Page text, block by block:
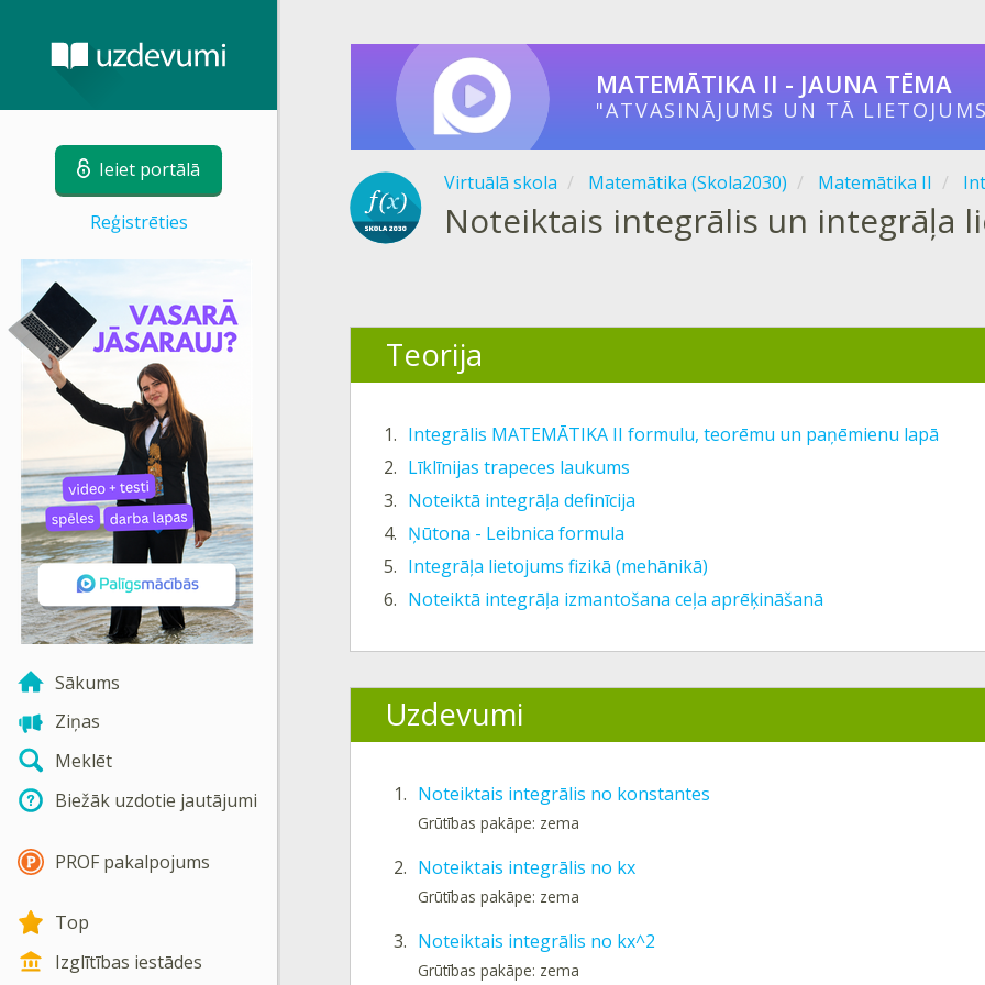
Ieiet portālā
Reģistrēties
Sākums
Ziņas
Meklēt
Biežāk uzdotie jautājumi
PROF pakalpojums
Top
Izglītības iestādes
MATEMĀTIKA II - JAUNA TĒMA
"ATVASINĀJUMS UN TĀ
Virtuālā skola Matemātika (Skola2030) Matemātika II
Noteiktais integrālis un integrāļa
Teorija
1. Integrālis MATEMĀTIKA II formulu, teorēmu un paņēmienu lapā
2. Līklīnijas trapeces laukums
3. Noteiktā integrāļa definīcija
4. Ņūtona - Leibnica formula
5. Integrāļa lietojums fizikā (mehānikā)
6. Noteiktā integrāļa izmantošana ceļa aprēķināšanā
Uzdevumi
1. Noteiktais integrālis no konstantes
Grūtības pakāpe: zema
2. Noteiktais integrālis no kx
Grūtības pakāpe: zema
3. Noteiktais integrālis no kx^2
Grūtības pakāpe: zema